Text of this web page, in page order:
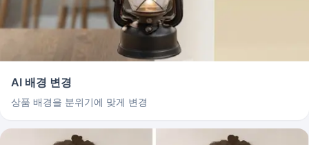
AI 배경 변경
상품 배경을 분위기에 맞게 변경